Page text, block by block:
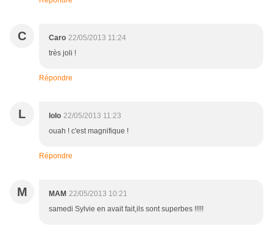
C Caro 22/05/2013 11:24
très joli !
Répondre
L lolo 22/05/2013 11:23
ouah ! c'est magnifique !
Répondre
M MAM 22/05/2013 10:21
samedi Sylvie en avait fait,ils sont superbes !!!!!